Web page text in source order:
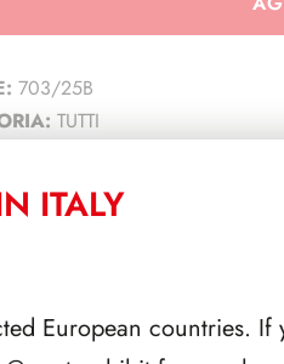
703/25B
TUTTI
ITALY
European countries.